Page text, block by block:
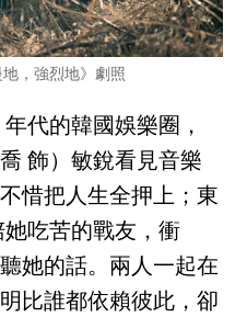
地，強烈地》劇照
代的韓國娛樂圈，
飾）敏銳看見音樂
惜把人生全押上；東
吃苦的戰友，衝
她的話。兩人一起在
比誰都依賴彼此，卻